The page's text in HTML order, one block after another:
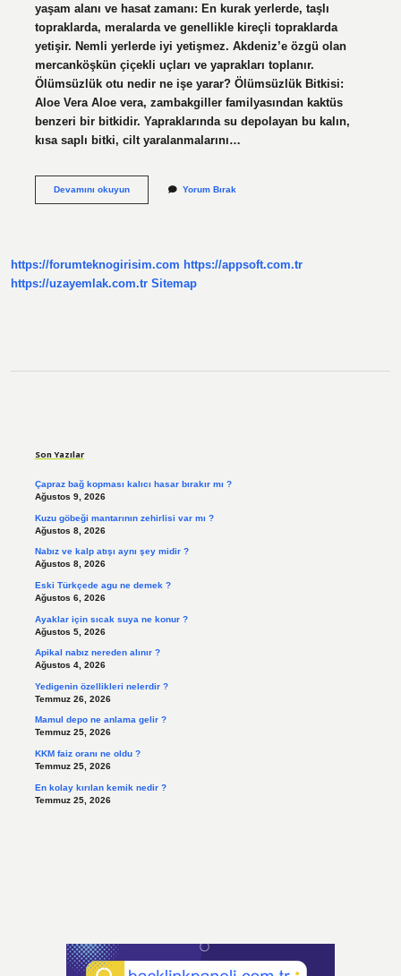
yaşam alanı ve hasat zamanı: En kurak yerlerde, taşlı
topraklarda, meralarda ve genellikle kireçli topraklarda
yetişir. Nemli yerlerde iyi yetişmez. Akdeniz’e özgü olan
mercanköşkün çiçekli uçları ve yaprakları toplanır.
Ölümsüzlük otu nedir ne işe yarar? Ölümsüzlük Bitkisi:
Aloe Vera Aloe vera, zambakgiller familyasından kaktüs
benzeri bir bitkidir. Yapraklarında su depolayan bu kalın,
kısa saplı bitki, cilt yaralanmalarını…
Devamını okuyunZufa
Yorum Bırak
https://forumteknogirisim.com https://appsoft.com.tr
https://uzayemlak.com.tr Sitemap
Son Yazılar
Çapraz bağ kopması kalıcı hasar bırakır mı ?
Ağustos 9, 2026
Kuzu göbeği mantarının zehirlisi var mı ?
Ağustos 8, 2026
Nabız ve kalp atışı aynı şey midir ?
Ağustos 8, 2026
Eski Türkçede agu ne demek ?
Ağustos 6, 2026
Ayaklar için sıcak suya ne konur ?
Ağustos 5, 2026
Apikal nabız nereden alınır ?
Ağustos 4, 2026
Yedigenin özellikleri nelerdir ?
Temmuz 26, 2026
Mamul depo ne anlama gelir ?
Temmuz 25, 2026
KKM faiz oranı ne oldu ?
Temmuz 25, 2026
En kolay kırılan kemik nedir ?
Temmuz 25, 2026